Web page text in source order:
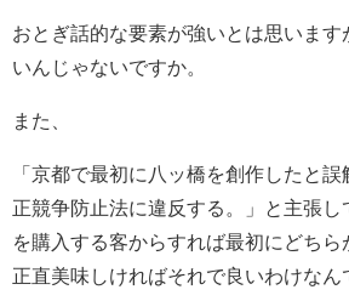
おとぎ話的な要素が強いとは思います
いんじゃないですか。
また、
「京都で最初に八ッ橋を創作したと
正競争防止法に違反する。」と主張し
を購入する客からすれば最初にどちら
正直美味しければそれで良いわけなん